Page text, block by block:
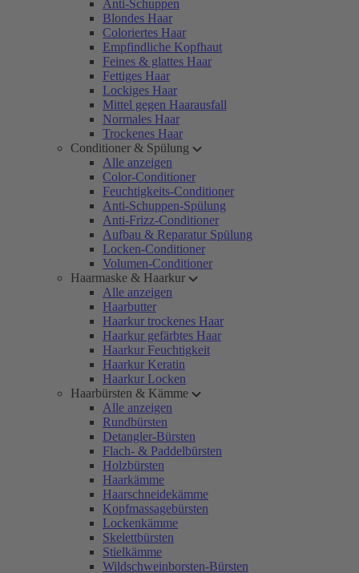
Anti-Schuppen
Blondes Haar
Coloriertes Haar
Empfindliche Kopfhaut
Feines & glattes Haar
Fettiges Haar
Lockiges Haar
Mittel gegen Haarausfall
Normales Haar
Trockenes Haar
Conditioner & Spülung
Alle anzeigen
Color-Conditioner
Feuchtigkeits-Conditioner
Anti-Schuppen-Spülung
Anti-Frizz-Conditioner
Aufbau & Reparatur Spülung
Locken-Conditioner
Volumen-Conditioner
Haarmaske & Haarkur
Alle anzeigen
Haarbutter
Haarkur trockenes Haar
Haarkur gefärbtes Haar
Haarkur Feuchtigkeit
Haarkur Keratin
Haarkur Locken
Haarbürsten & Kämme
Alle anzeigen
Rundbürsten
Detangler-Bürsten
Flach- & Paddelbürsten
Holzbürsten
Haarkämme
Haarschneidekämme
Kopfmassagebürsten
Lockenkämme
Skelettbürsten
Stielkämme
Wildschweinborsten-Bürsten